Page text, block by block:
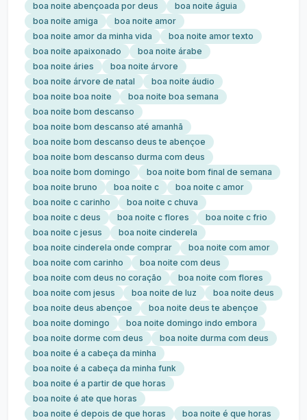
boa noite abençoada por deus
boa noite águia
boa noite amiga
boa noite amor
boa noite amor da minha vida
boa noite amor texto
boa noite apaixonado
boa noite árabe
boa noite áries
boa noite árvore
boa noite árvore de natal
boa noite áudio
boa noite boa noite
boa noite boa semana
boa noite bom descanso
boa noite bom descanso até amanhã
boa noite bom descanso deus te abençoe
boa noite bom descanso durma com deus
boa noite bom domingo
boa noite bom final de semana
boa noite bruno
boa noite c
boa noite c amor
boa noite c carinho
boa noite c chuva
boa noite c deus
boa noite c flores
boa noite c frio
boa noite c jesus
boa noite cinderela
boa noite cinderela onde comprar
boa noite com amor
boa noite com carinho
boa noite com deus
boa noite com deus no coração
boa noite com flores
boa noite com jesus
boa noite de luz
boa noite deus
boa noite deus abençoe
boa noite deus te abençoe
boa noite domingo
boa noite domingo indo embora
boa noite dorme com deus
boa noite durma com deus
boa noite é a cabeça da minha
boa noite é a cabeça da minha funk
boa noite é a partir de que horas
boa noite é ate que horas
boa noite é depois de que horas
boa noite é que horas